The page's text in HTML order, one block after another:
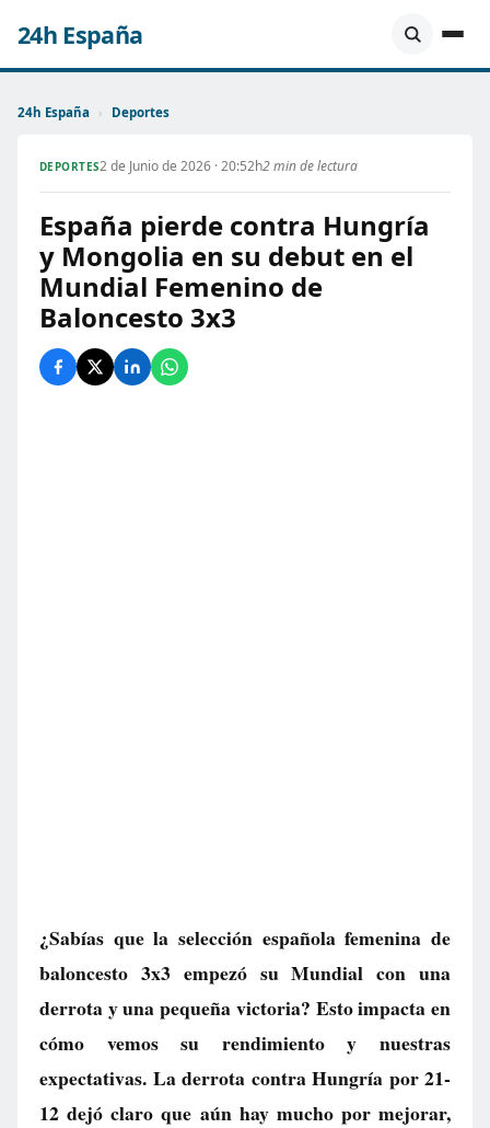
24h España
24h España › Deportes
DEPORTES2 de Junio de 2026 · 20:52h2 min de lectura
España pierde contra Hungría
y Mongolia en su debut en el
Mundial Femenino de
Baloncesto 3x3
¿Sabías que la selección española femenina de
baloncesto 3x3 empezó su Mundial con una
derrota y una pequeña victoria? Esto impacta en
cómo vemos su rendimiento y nuestras
expectativas. La derrota contra Hungría por 21-
12 dejó claro que aún hay mucho por mejorar,